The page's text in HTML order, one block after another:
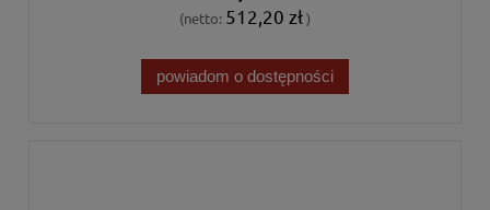
(netto: 512,20 zł)
powiadom o dostępności